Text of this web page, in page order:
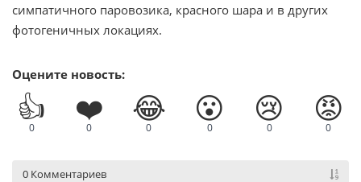
симпатичного паровозика, красного шара и в других
фотогеничных локациях.
Оцените новость:
👍
0
❤️
0
😂
0
😮
0
😢
0
😡
0
0 Комментариев